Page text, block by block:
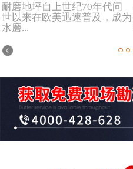
耐磨地坪自上世纪70年代问
世以来在欧美迅速普及，成为
水磨...